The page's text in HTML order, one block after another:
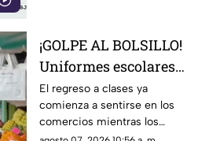
¡GOLPE AL BOLSILLO!
Uniformes escolares
suben de precio;
comerciantes esperan
salvar sus ventas con
El regreso a clases ya
comienza a sentirse en los
comercios mientras los